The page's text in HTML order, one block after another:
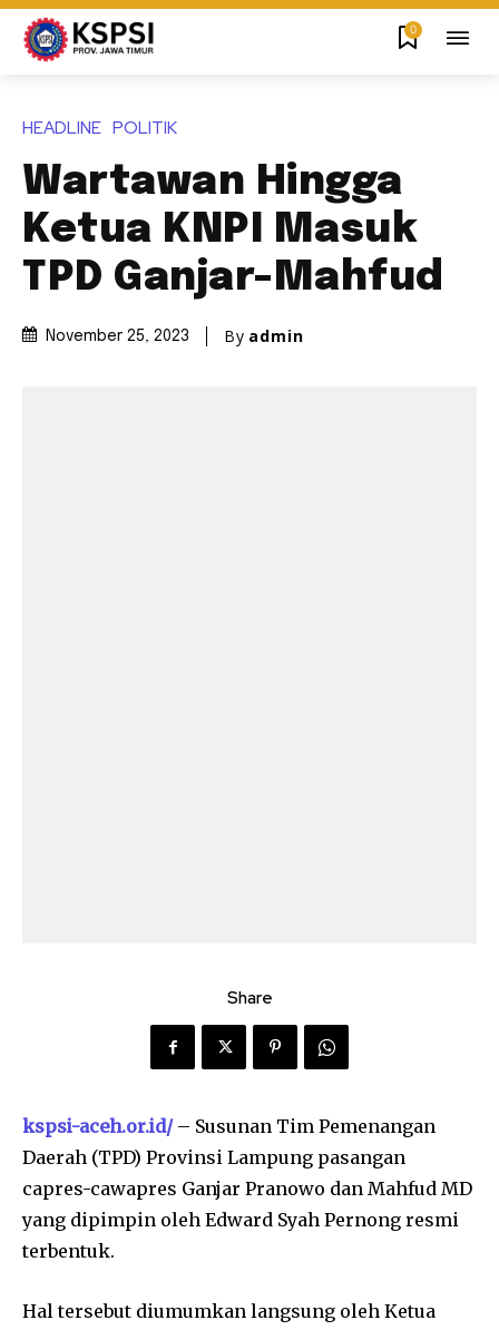
0
HEADLINE POLITIK
Wartawan Hingga
Ketua KNPI Masuk
TPD Ganjar-Mahfud
November 25, 2023 By admin
Share
kspsi-aceh.or.id/– Susunan Tim Pemenangan
Daerah (TPD) Provinsi Lampung pasangan
capres-cawapres Ganjar Pranowo dan Mahfud MD
yang dipimpin oleh Edward Syah Pernong resmi
terbentuk.
Hal tersebut diumumkan langsung oleh Ketua